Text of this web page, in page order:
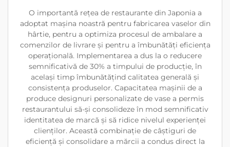
O importantă rețea de restaurante din Japonia a
adoptat mașina noastră pentru fabricarea vaselor din
hârtie, pentru a optimiza procesul de ambalare a
comenzilor de livrare și pentru a îmbunătăți eficiența
operațională. Implementarea a dus la o reducere
semnificativă de 30% a timpului de producție, în
același timp îmbunătățind calitatea generală și
consistența produselor. Capacitatea mașinii de a
produce designuri personalizate de vase a permis
restaurantului să-și consolideze în mod semnificativ
identitatea de marcă și să ridice nivelul experienței
clienților. Această combinație de câștiguri de
eficiență și consolidare a mărcii a condus direct la